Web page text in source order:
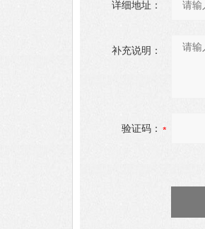
详细地址：
补充说明：
验证码：